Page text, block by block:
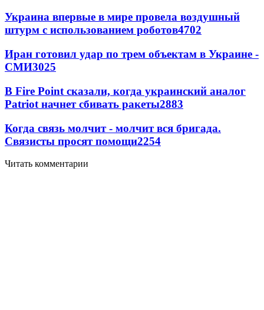
Украина впервые в мире провела воздушный
штурм с использованием роботов4702
Иран готовил удар по трем объектам в Украине -
СМИ3025
В Fire Point сказали, когда украинский аналог
Patriot начнет сбивать ракеты2883
Когда связь молчит - молчит вся бригада.
Связисты просят помощи2254
Читать комментарии